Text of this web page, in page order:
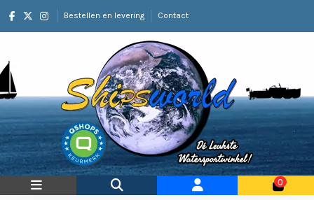
Bestellen en levering Contact
0